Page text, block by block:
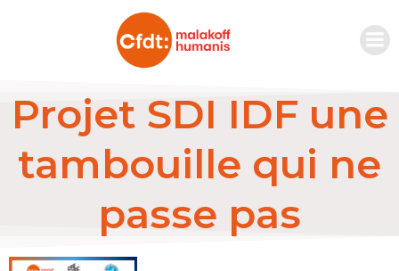
Projet SDI IDF une
tambouille qui ne
passe pas